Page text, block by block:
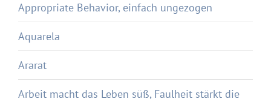
Appropriate Behavior, einfach ungezogen
Aquarela
Ararat
Arbeit macht das Leben süß, Faulheit stärkt die